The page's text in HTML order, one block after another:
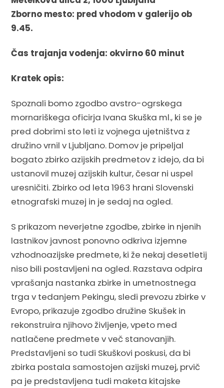
Zborno mesto: pred vhodom v galerijo ob
9.45.
Čas trajanja vodenja: okvirno 60 minut
Kratek opis:
Spoznali bomo zgodbo avstro-ogrskega
mornariškega oficirja Ivana Skuška ml., ki se je
pred dobrimi sto leti iz vojnega ujetništva z
družino vrnil v Ljubljano. Domov je pripeljal
bogato zbirko azijskih predmetov z idejo, da bi
ustanovil muzej azijskih kultur, česar ni uspel
uresničiti. Zbirko od leta 1963 hrani Slovenski
etnografski muzej in je sedaj na ogled.
S prikazom neverjetne zgodbe, zbirke in njenih
lastnikov javnost ponovno odkriva izjemne
vzhodnoazijske predmete, ki že nekaj desetletij
niso bili postavljeni na ogled. Razstava odpira
vprašanja nastanka zbirke in umetnostnega
trga v tedanjem Pekingu, sledi prevozu zbirke v
Evropo, prikazuje zgodbo družine Skušek in
rekonstruira njihovo življenje, vpeto med
natlačene predmete v več stanovanjih.
Predstavljeni so tudi Skuškovi poskusi, da bi
zbirka postala samostojen azijski muzej, prvič
pa je predstavljena tudi maketa kitajske